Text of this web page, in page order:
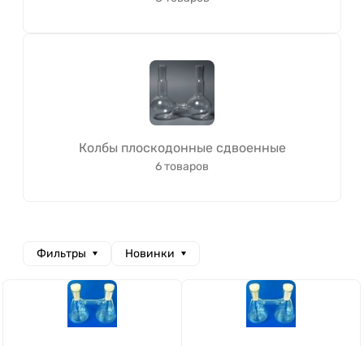
Колбы плоскодонные сдвоенные
6 товаров
Фильтры Новинки